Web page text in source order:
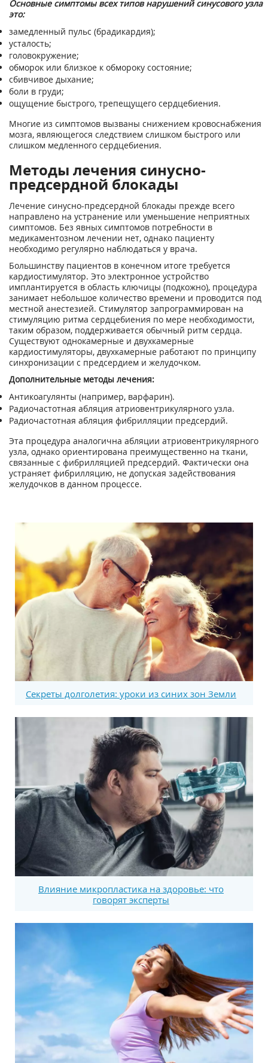
Основные симптомы всех типов нарушений синусового узла
это:
замедленный пульс (брадикардия);
усталость;
головокружение;
обморок или близкое к обмороку состояние;
сбивчивое дыхание;
боли в груди;
ощущение быстрого, трепещущего сердцебиения.
Многие из симптомов вызваны снижением кровоснабжения
мозга, являющегося следствием слишком быстрого или
слишком медленного сердцебиения.
Методы лечения синусно-
предсердной блокады
Лечение синусно-предсердной блокады прежде всего
направлено на устранение или уменьшение неприятных
симптомов. Без явных симптомов потребности в
медикаментозном лечении нет, однако пациенту
необходимо регулярно наблюдаться у врача.
Большинству пациентов в конечном итоге требуется
кардиостимулятор. Это электронное устройство
имплантируется в область ключицы (подкожно), процедура
занимает небольшое количество времени и проводится под
местной анестезией. Стимулятор запрограммирован на
стимуляцию ритма сердцебиения по мере необходимости,
таким образом, поддерживается обычный ритм сердца.
Существуют однокамерные и двухкамерные
кардиостимуляторы, двухкамерные работают по принципу
синхронизации с предсердием и желудочком.
Дополнительные методы лечения:
Антикоагулянты (например, варфарин).
Радиочастотная абляция атриовентрикулярного узла.
Радиочастотная абляция фибрилляции предсердий.
Эта процедура аналогична абляции атриовентрикулярного
узла, однако ориентирована преимущественно на ткани,
связанные с фибрилляцией предсердий. Фактически она
устраняет фибрилляцию, не допуская задействования
желудочков в данном процессе.
Секреты долголетия: уроки из синих зон Земли
Влияние микропластика на здоровье: что
говорят эксперты